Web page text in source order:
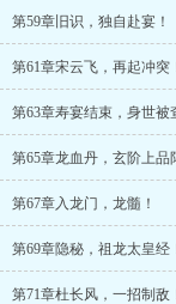
第59章旧识，独自赴宴！
第61章宋云飞，再起冲突
第63章寿宴结束，身世被
第65章龙血丹，玄阶上品
第67章入龙门，龙髓！
第69章隐秘，祖龙太皇经
第71章杜长风，一招制敌